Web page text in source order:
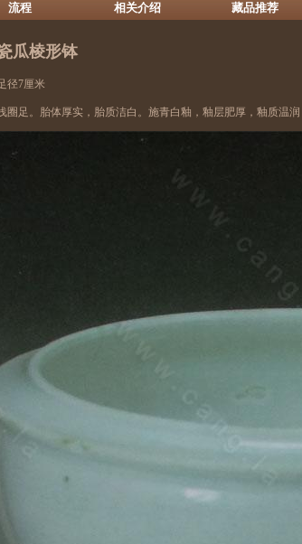
流程 相关介绍 藏品推荐
瓜棱形钵
径7厘米
圈足。胎体厚实，胎质洁白。施青白釉，釉层肥厚，釉质温